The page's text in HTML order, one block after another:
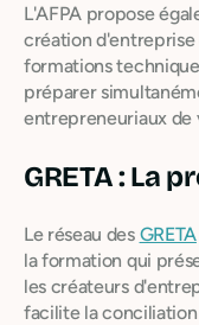
L'AFPA propose
création
formations
préparer
entrepreneuriaux de
GRETA : La
Le réseau des GRETA
la formation qui
les créateurs
facilite la